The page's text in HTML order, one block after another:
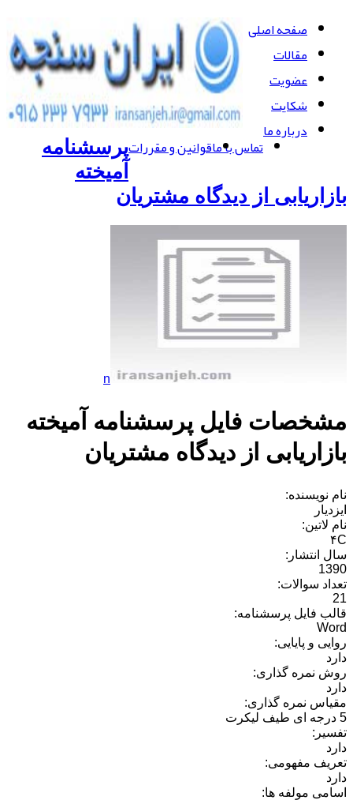
صفحه اصلی
مقالات
عضویت
شکایت
درباره ما
تماس با ماقوانین و مقرراتپرسشنامه
آمیخته
بازاریابی از دیدگاه مشتریان
n
مشخصات فایل پرسشنامه آمیخته
بازاریابی از دیدگاه مشتریان
نام نویسنده:
ایزدیار
نام لاتین:
۴C
سال انتشار:
1390
تعداد سوالات:
21
قالب فایل پرسشنامه:
Word
روایی و پایایی:
دارد
روش نمره گذاری:
دارد
مقیاس نمره گذاری:
5 درجه ای طیف لیکرت
تفسیر:
دارد
تعریف مفهومی:
دارد
اسامی مولفه ها: